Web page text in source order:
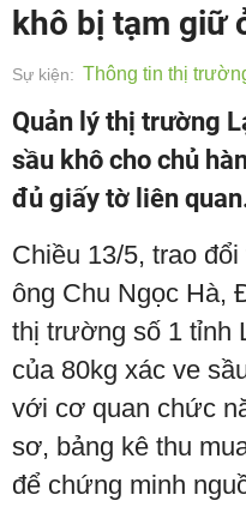
khô bị tạm giữ
Sự kiện: Thông tin thị
Quản lý thị trường
sầu khô cho chủ
đủ giấy tờ liên
Chiều 13/5, trao
ông Chu Ngọc Hà,
thị trường số 1 tỉnh
của 80kg xác ve
với cơ quan chức
sơ, bảng kê thu
để chứng minh